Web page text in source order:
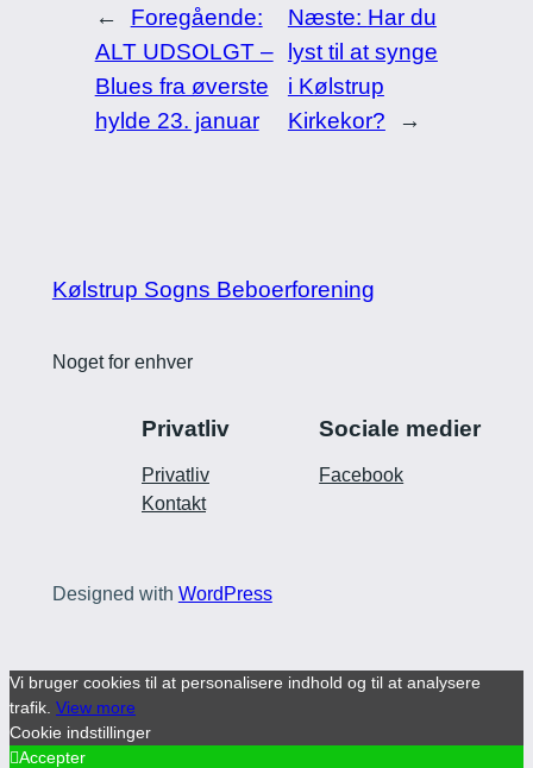
←
Foregående:
ALT UDSOLGT –
Blues fra øverste
hylde 23. januar
Næste: Har du
lyst til at synge
i Kølstrup
Kirkekor?
→
Kølstrup Sogns Beboerforening
Noget for enhver
Privatliv
Privatliv
Kontakt
Sociale medier
Facebook
Designed with WordPress
Vi bruger cookies til at personalisere indhold og til at analysere
trafik. View more
Cookie indstillinger
Accepter